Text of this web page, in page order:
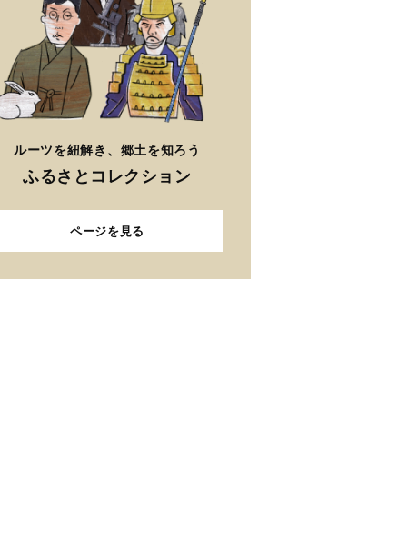
ルーツを紐解き、郷土を知ろう
ふるさとコレクション
ページを見る